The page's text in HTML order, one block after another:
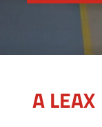
A LEAX